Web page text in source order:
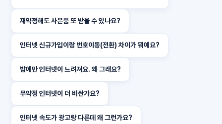
재약정해도 사은품 또 받을 수 있나요?
인터넷 신규가입이랑 번호이동(전환) 차이가 뭐예요?
밤에만 인터넷이 느려져요. 왜 그래요?
무약정 인터넷이 더 비싼가요?
인터넷 속도가 광고랑 다른데 왜 그런가요?